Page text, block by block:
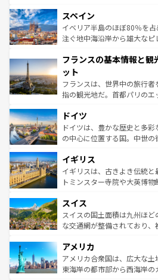
ろん、トスカーナの美しい田
景など、自然景観も見逃せ
ピザやパスタなど、絶品の
ませてくれるイタリアで、忘
なお、新着のイタリア情報は
しい。
スペイン
イベリア半島のほぼ80％を
注ぐ地中海沿岸から雄大な
文化が根付くこの国では、情
れる闘牛、そして美味しいタ
る。首都マドリードの洗練
アートに溢れた街角から、
せる。地方によって風土や気
性
ンテンツ一覧を参照してほし
フランスの基本情報と観
ット
フランスは、世界中の旅行
指の観光地だ。首都パリの
で、幅広い魅力が詰まってい
聖堂、美しいビーチ、そし
から魅了する。また、フラ
いる。シャンパンの発祥地で
香り高いラベンダー畑など
らに、パリ以外の地域にも
れる地方に足を運ぶとそれぞ
きるだろう。 なお、
を参照してほしい。
ドイツ
ドイツは、豊かな歴史と多
の中心に位置する国。中世
顔を持つこの国は、どこを歩
ルリンの文化的活気、バイ
してライン川沿いのワイン
は、お酒好きな人にはぜひ体験してほ
ドイツ情報はコンテンツ一覧
イギリス
イギリスは、古きよき伝統
トミンスター寺院や大英博
リアごとに異なる魅力がある
ティー、ビール好きにはた
戦など、本場だからこそで
ンツ一覧を参照してほしい。
スイス
スイスの国土面積は九州ほ
な交通網が整備されており
の建物がそのまま残る町や、
博物館もあり、アルプス観光
ことができる。国民の所得
アメリカ
アメリカ合衆国は、広大な土
東海岸の都市部から西海岸